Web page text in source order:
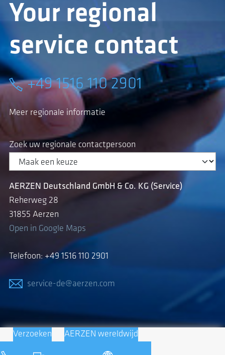
Your regional
service contact
+49 1516 110 2901
Meer regionale informatie
Zoek uw regionale contactpersoon
AERZEN Deutschland GmbH & Co. KG (Service)
Reherweg 28
31855 Aerzen
Open in Google Maps
Telefoon: +49 1516 110 2901
service-de@aerzen.com
Verzoeken AERZEN wereldwijd